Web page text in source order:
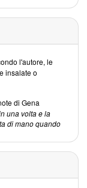
l'autore, le
insalate o
di Gena
una volta e la
di mano quando